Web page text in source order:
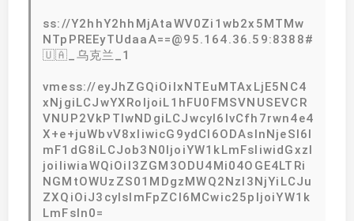
ss://Y2hhY2hhMjAtaWV0Zi1wb2x5MTMw
NTpPREEyTUdaaA==@95.164.36.59:8388#
🇺🇦_乌克兰_1
vmess://eyJhZGQiOiIxNTEuMTAxLjE5NC4
xNjgiLCJwYXRoIjoiL1hFU0FMSVNUSEVCR
VNUP2VkPTIwNDgiLCJwcyI6IvCfh7rwn4e4
X+e+juWbvV8xIiwicG9ydCI6ODAsInNjeSI6I
mF1dG8iLCJob3N0IjoiYW1kLmFsIiwidGxzI
joiIiwiaWQiOiI3ZGM3ODU4Mi04OGE4LTRi
NGMtOWUzZS01MDgzMWQ2NzI3NjYiLCJu
ZXQiOiJ3cyIsImFpZCI6MCwic25pIjoiYW1k
LmFsIn0=